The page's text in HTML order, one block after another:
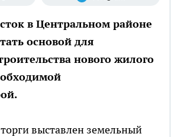
в Центральном районе
основой для
нового жилого
выставлен земельный